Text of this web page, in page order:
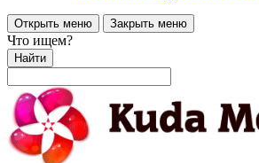
Открыть меню Закрыть меню
Что ищем?
Найти